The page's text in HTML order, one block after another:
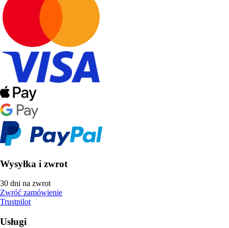
Wysyłka i zwrot
30 dni na zwrot
Zwróć zamówienie
Trustpilot
Usługi